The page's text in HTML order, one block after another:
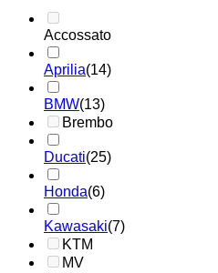
Accossato
Aprilia(14)
BMW(13)
Brembo
Ducati(25)
Honda(6)
Kawasaki(7)
KTM
MV